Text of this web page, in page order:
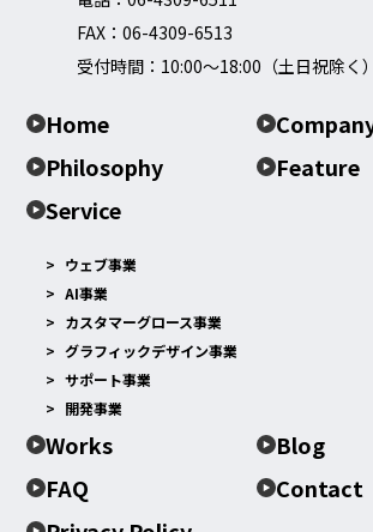
FAX：06-4309-6513
受付時間：10:00～18:00（土日祝除く）
Home
Philosophy
Feature
Service
ウェブ事業
AI事業
カスタマーグロース事業
グラフィックデザイン事業
サポート事業
開発事業
Works
Blog
FAQ
Contact